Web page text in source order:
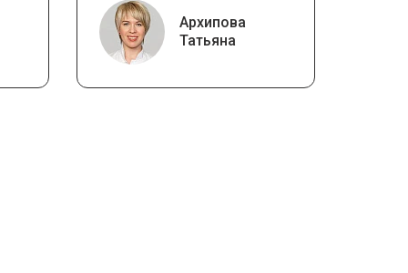
Архипова
Татьяна